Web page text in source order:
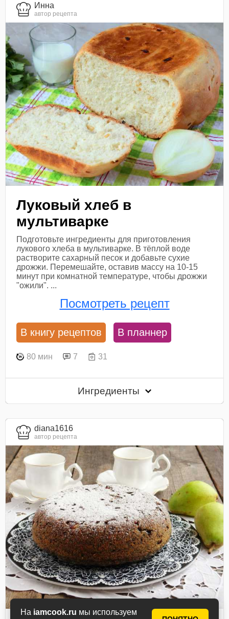
На iamcook.ru мы используем
Инна
автор рецепта
Луковый хлеб в
мультиварке
Подготовьте ингредиенты для приготовления
лукового хлеба в мультиварке. В тёплой воде
растворите сахарный песок и добавьте сухие
дрожжи. Перемешайте, оставив массу на 10-15
минут при комнатной температуре, чтобы дрожжи
"ожили". ...
Посмотреть рецепт
В книгу рецептов В планнер
80 мин 7 31
Ингредиенты
diana1616
автор рецепта